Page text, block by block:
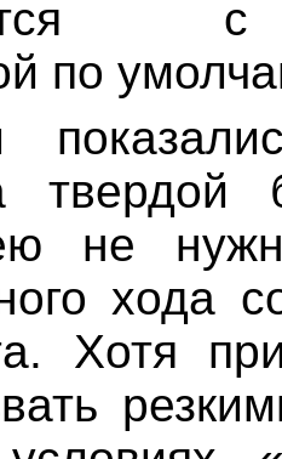
по
твердой
не
хода
Хотя